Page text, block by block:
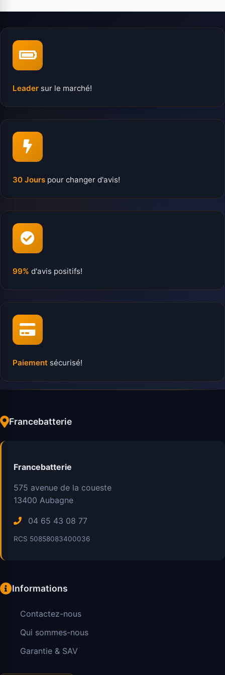
Leader sur le marché!
30 Jours pour changer d'avis!
99% d'avis positifs!
Paiement sécurisé!
Francebatterie
Francebatterie
575 avenue de la coueste
13400 Aubagne
04 65 43 08 77
RCS 50858083400036
Informations
Contactez-nous
Qui sommes-nous
Garantie & SAV